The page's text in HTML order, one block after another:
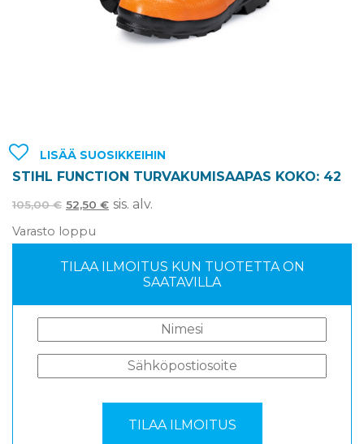
LISÄÄ SUOSIKKEIHIN
STIHL FUNCTION TURVAKUMISAAPAS KOKO: 42
105,00€ 52,50 € sis. alv.
Varasto loppu
TILAA ILMOITUS KUN TUOTETTA ON
SAATAVILLA